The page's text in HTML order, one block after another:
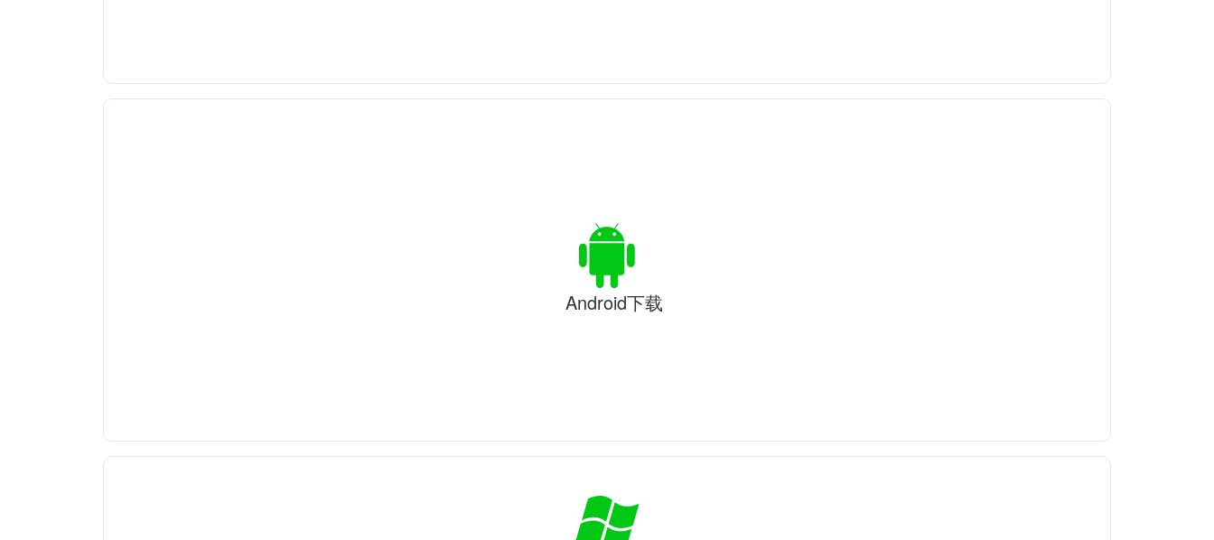
Android下载